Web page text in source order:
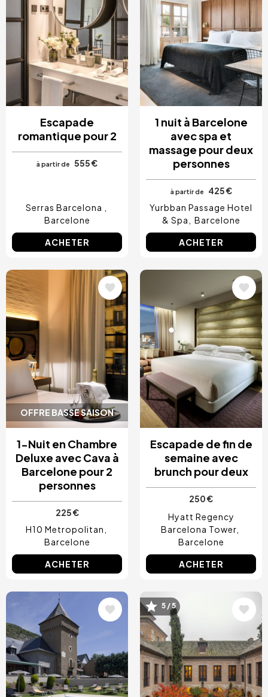
Escapade
romantique pour 2
à partir de 555 €
Serras Barcelona
Barcelone
ACHETER
1 nuit à Barcelone
avec spa et
massage pour deux
personnes
à partir de
425 €
Yurbban Passage Hotel
& Spa
Barcelone
ACHETER
OFFRE BASSE SAISON
Image
1-Nuit en Chambre
Deluxe avec Cava à
Barcelone pour 2
personnes
225 €
H10 Metropolitan
Barcelone
ACHETER
Escapade de fin de
semaine avec
brunch pour deux
250 €
Hyatt Regency
Barcelona Tower
Barcelone
ACHETER
Image Image
5 / 5